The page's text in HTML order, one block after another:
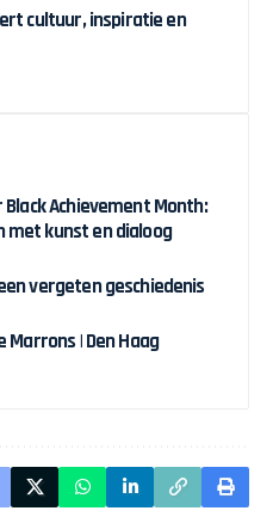
cultuur, inspiratie en
Achievement Month:
met kunst en dialoog
vergeten geschiedenis
Marrons | Den Haag